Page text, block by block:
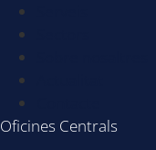
Oficines Centrals